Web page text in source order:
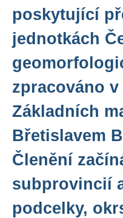
poskytující
jednotkách
zpracováno v
Základních
Břetislavem
Členění
subprovincií
podcelky,